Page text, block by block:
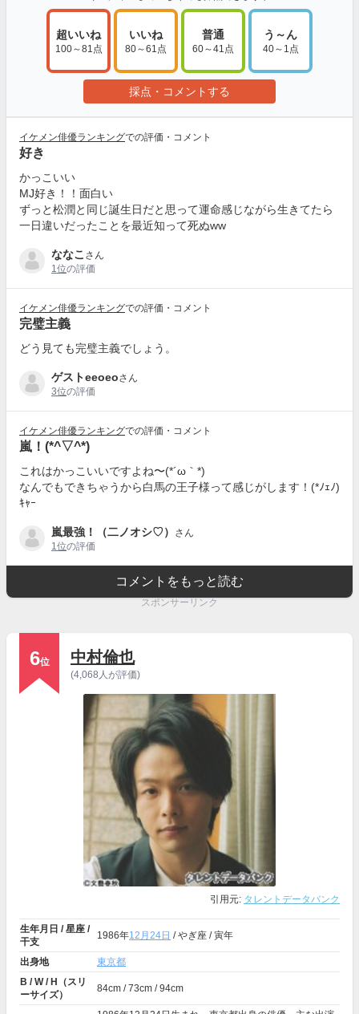
超いいね
100～81点
いいね
80～61点
普通
60～41点
う～ん
40～1点
採点・コメントする
イケメン俳優ランキングでの評価・コメント
好き
かっこいい
MJ好き！！面白い
ずっと松潤と同じ誕生日だと思って運命感じながら生きてたら
一日違いだったことを最近知って死ぬww
ななこ さん
1位の評価
イケメン俳優ランキングでの評価・コメント
完璧主義
どう見ても完璧主義でしょう。
ゲストeeoeoさん
3位の評価
イケメン俳優ランキングでの評価・コメント
嵐！(*^▽^*)
これはかっこいいですよね〜(*´ω｀*)
なんでもできちゃうから白馬の王子様って感じがします！(*ﾉｪﾉ)
ｷｬｰ
嵐最強！（二ノオシ♡）
さん
1位の評価
コメントをもっと読む
スポンサーリンク
6位 中村倫也
(4,068人が評価)
引用元: タレントデータバンク
生年月日 / 星座 /
干支
1986年12月24日 / やぎ座 / 寅年
出身地
東京都
B / W / H（スリ
ーサイズ）
84cm / 73cm / 94cm